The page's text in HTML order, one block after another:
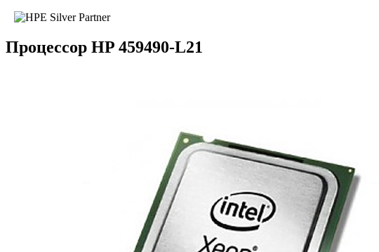
Процессор HP 459490-L21